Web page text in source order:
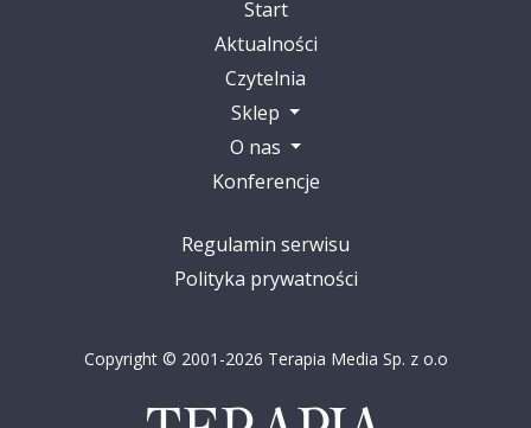
Start
Aktualności
Czytelnia
Sklep
O nas
Konferencje
Regulamin serwisu
Polityka prywatności
Copyright © 2001-2026 Terapia Media Sp. z o.o